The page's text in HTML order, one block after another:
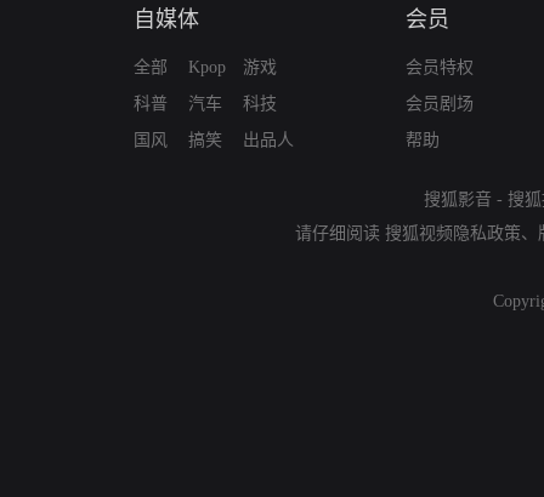
自媒体
全部
科普
国风
Kpop
汽车
搞笑
游戏
科技
出品人
会员
会员特权
会员剧场
帮助
搜狐影音 - 搜
请仔细阅读 搜狐视频隐私政策、